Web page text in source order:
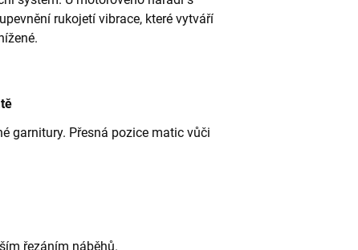
rukojetí vibrace, které vytváří
garnitury. Přesná pozice matic vůči
řezáním náběhů.